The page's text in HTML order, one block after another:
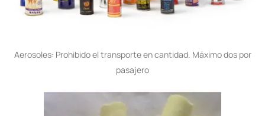
Aerosoles: Prohibido el transporte en cantidad. Máximo dos por
pasajero